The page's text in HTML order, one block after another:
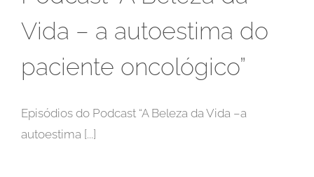
Vida – a autoestima do
paciente oncológico”
Episódios do Podcast “A Beleza da Vida –a
autoestima [...]